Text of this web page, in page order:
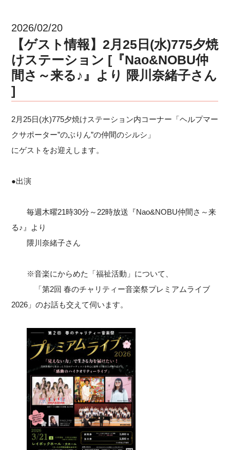
2026/02/20
【ゲスト情報】2月25日(水)775夕焼
けステーション [『Nao&NOBU仲
間さ～来る♪』より 隈川奈緒子さん
]
2月25日(水)775夕焼けステーション内コーナー「ヘルプマー
クサポーター”のぶりん”の仲間のシルシ」
にゲストをお迎えします。
●出演
毎週木曜21時30分～22時放送『Nao&NOBU仲間さ～来
る♪』より
隈川奈緒子さん
※音楽にからめた「福祉活動」について、
「第2回 春のチャリティー音楽祭プレミアムライブ
2026」のお話も交えて伺います。